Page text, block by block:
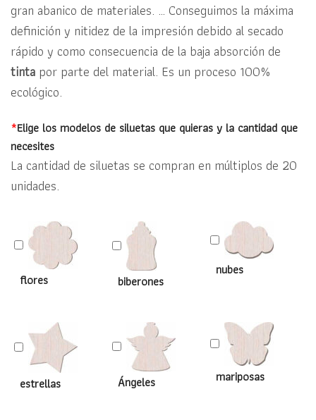
gran abanico de materiales. … Conseguimos la máxima
definición y nitidez de la impresión debido al secado
rápido y como consecuencia de la baja absorción de
tinta por parte del material. Es un proceso 100%
ecológico.
*Elige los modelos de siluetas que quieras y la cantidad que
necesites
La cantidad de siluetas se compran en múltiplos de 20
unidades.
flores biberones
nubes
estrellas Ángeles mariposas